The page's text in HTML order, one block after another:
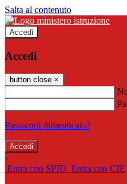
Salta al contenuto
Accedi
Accedi
button close ×
Password dimenticata?
-
Entra con SPID Entra con CIE